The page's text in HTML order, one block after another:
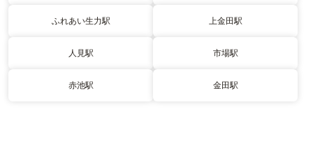
ふれあい生力駅 上金田駅
人見駅 市場駅
赤池駅 金田駅